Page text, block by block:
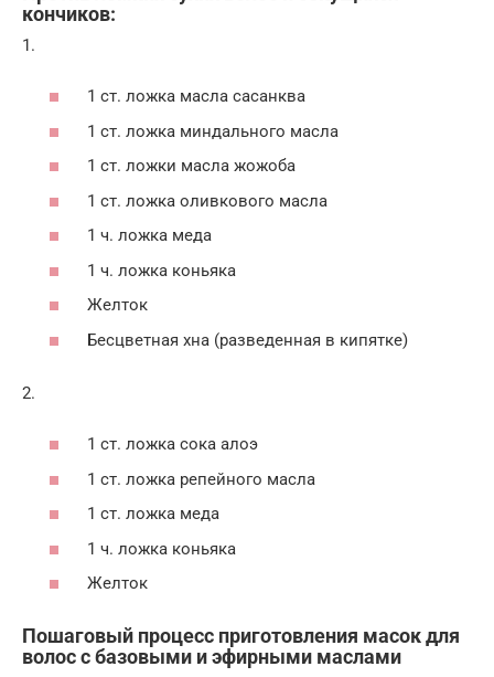
кончиков:
1.
1 ст. ложка масла сасанква
1 ст. ложка миндального масла
1 ст. ложки масла жожоба
1 ст. ложка оливкового масла
1 ч. ложка меда
1 ч. ложка коньяка
Желток
Бесцветная хна (разведенная в кипятке)
2.
1 ст. ложка сока алоэ
1 ст. ложка репейного масла
1 ст. ложка меда
1 ч. ложка коньяка
Желток
Пошаговый процесс приготовления масок для
волос с базовыми и эфирными маслами